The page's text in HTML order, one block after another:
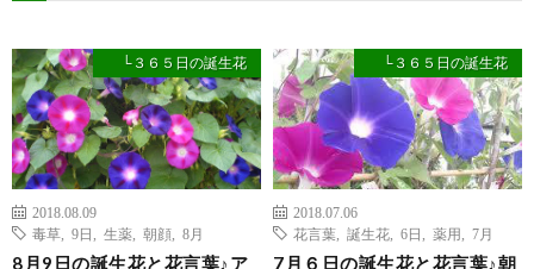
└３６５日の誕生花
2018.08.09
毒草
9日 生薬 朝顔 8月
8月9日の誕生花と花言葉♪ア
└３６５日の誕生花
2018.07.06
花言葉
誕生花 6日 薬用 7月
7月６日の誕生花と花言葉♪朝